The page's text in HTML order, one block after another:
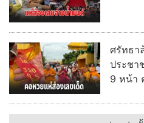
ศรัทธา
ประชา
9 หน้า